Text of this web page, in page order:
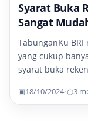
Syarat Buka
Sangat
TabunganKu
yang cukup
syarat buka
▣18/10/2024•◷3